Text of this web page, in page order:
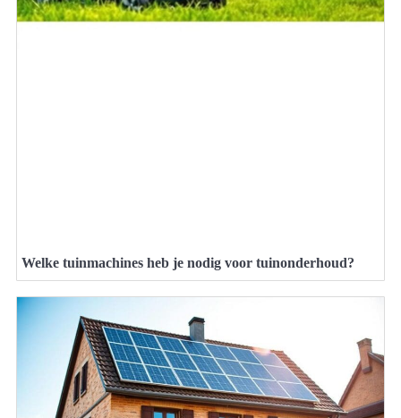
Welke tuinmachines heb je nodig voor tuinonderhoud?